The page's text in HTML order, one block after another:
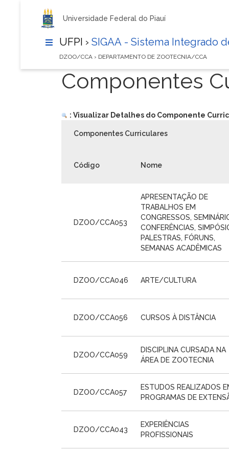
Universidade Federal do Piauí
UFPI › SIGAA - Sistema Integrado
DZOO/CCA › DEPARTAMENTO DE ZOOTECNIA/CCA
Componentes
: Visualizar Detalhes do Componente
Componentes Curriculares
Código Nome
DZOO/CCA053
APRESENTAÇÃO DE
TRABALHOS EM
CONGRESSOS,
CONFERÊNCIAS,
PALESTRAS, FÓRUNS,
SEMANAS ACADÊMICAS
DZOO/CCA046 ARTE/CULTURA
DZOO/CCA056 CURSOS À DISTÂNCIA
DZOO/CCA059
DISCIPLINA CURSADA NA
ÁREA DE ZOOTECNIA
DZOO/CCA057
ESTUDOS REALIZADOS
PROGRAMAS DE
DZOO/CCA043
EXPERIÊNCIAS
PROFISSIONAIS